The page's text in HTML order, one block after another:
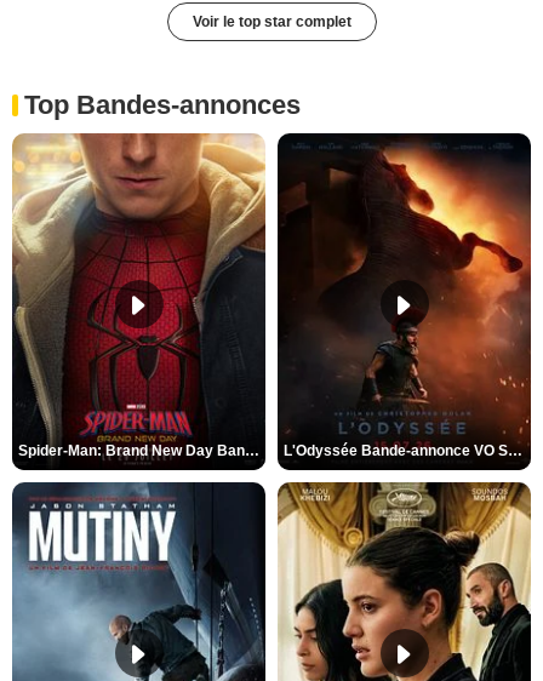
Voir le top star complet
Top Bandes-annonces
Spider-Man: Brand New Day Bande-annonce VO STFR L'Odyssée Bande-annonce VO STFR